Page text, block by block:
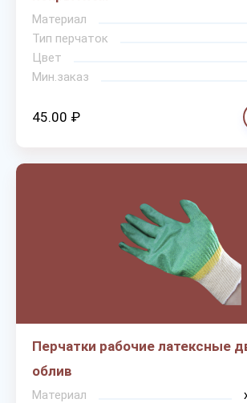
Материал
Тип перчаток
Цвет
Мин.заказ
45.00 ₽
Перчатки рабочие латексные
облив
Материал